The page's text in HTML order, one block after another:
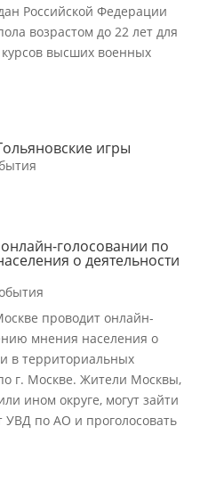
Российской Федерации
возрастом до 22 лет для
высших военных
игры
голосовании по
о деятельности
проводит онлайн-
мнения населения о
в территориальных
г. Москве. Жители Москвы,
ином округе, могут зайти
по АО и проголосовать